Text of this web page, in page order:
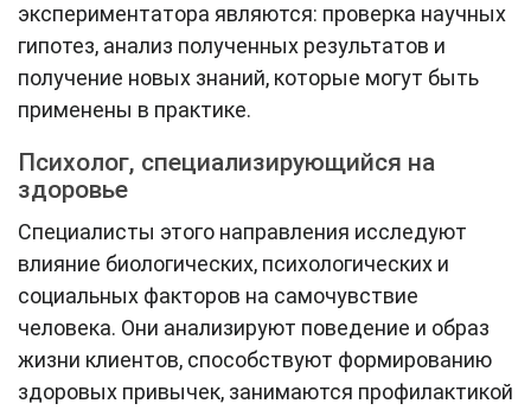
экспериментатора являются: проверка научных
гипотез, анализ полученных результатов и
получение новых знаний, которые могут быть
применены в практике.
Психолог, специализирующийся на
здоровье
Специалисты этого направления исследуют
влияние биологических, психологических и
социальных факторов на самочувствие
человека. Они анализируют поведение и образ
жизни клиентов, способствуют формированию
здоровых привычек, занимаются профилактикой